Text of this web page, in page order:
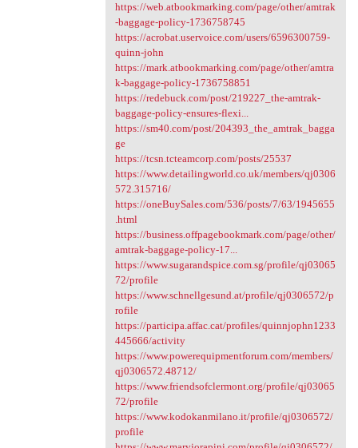
https://web.atbookmarking.com/page/other/amtrak
-baggage-policy-1736758745
https://acrobat.uservoice.com/users/6596300759-
quinn-john
https://mark.atbookmarking.com/page/other/amtra
k-baggage-policy-1736758851
https://redebuck.com/post/219227_the-amtrak-
baggage-policy-ensures-flexi...
https://sm40.com/post/204393_the_amtrak_bagga
ge
https://tcsn.tcteamcorp.com/posts/25537
https://www.detailingworld.co.uk/members/qj0306
572.315716/
https://oneBuySales.com/536/posts/7/63/1945655
.html
https://business.offpagebookmark.com/page/other/
amtrak-baggage-policy-17...
https://www.sugarandspice.com.sg/profile/qj03065
72/profile
https://www.schnellgesund.at/profile/qj0306572/p
rofile
https://participa.affac.cat/profiles/quinnjophn1233
445666/activity
https://www.powerequipmentforum.com/members/
qj0306572.48712/
https://www.friendsofclermont.org/profile/qj03065
72/profile
https://www.kodokanmilano.it/profile/qj0306572/
profile